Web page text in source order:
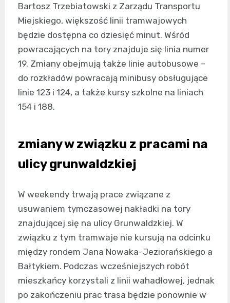
Bartosz Trzebiatowski z Zarządu Transportu
Miejskiego, większość linii tramwajowych
będzie dostępna co dziesięć minut. Wśród
powracających na tory znajduje się linia numer
19. Zmiany obejmują także linie autobusowe –
do rozkładów powracają minibusy obsługujące
linie 123 i 124, a także kursy szkolne na liniach
154 i 188.
zmiany w związku z pracami na
ulicy grunwaldzkiej
W weekendy trwają prace związane z
usuwaniem tymczasowej nakładki na tory
znajdującej się na ulicy Grunwaldzkiej. W
związku z tym tramwaje nie kursują na odcinku
między rondem Jana Nowaka-Jeziorańskiego a
Bałtykiem. Podczas wcześniejszych robót
mieszkańcy korzystali z linii wahadłowej, jednak
po zakończeniu prac trasa będzie ponownie w